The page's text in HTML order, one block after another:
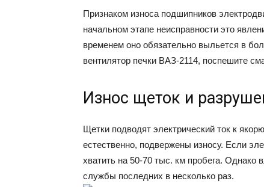
Признаком износа подшипников
начальном этапе неисправности это
временем оно обязательно выльется в
вентилятор печки ВАЗ-2114, поспешите
Износ щеток и
Щетки подводят электрический ток к
естественно, подвержены износу. Если
хватить на 50-70 тыс. км пробега. Однако
службы последних в несколько раз.